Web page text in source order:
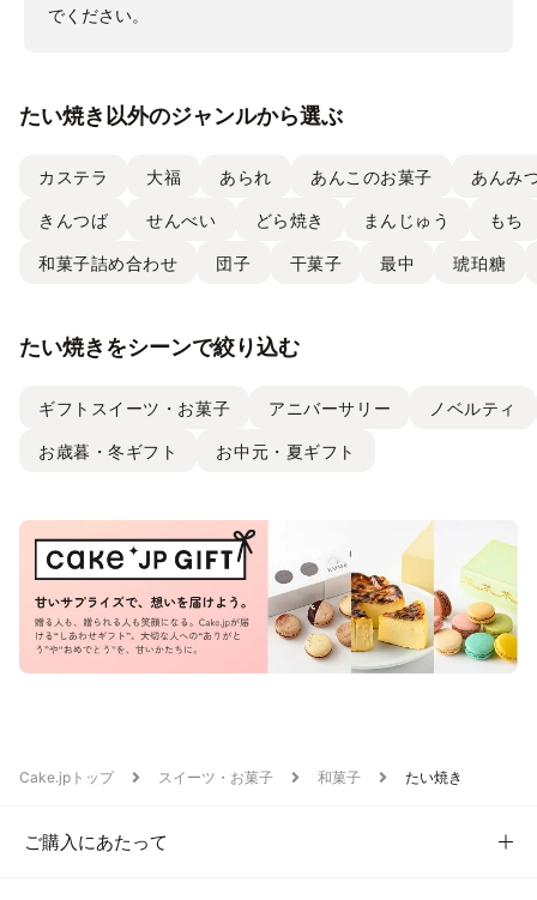
でください。
たい焼き以外のジャンルから選ぶ
カステラ 大福 あられ あんこのお菓子 あんみ
きんつば せんべい どら焼き まんじゅう もち
和菓子詰め合わせ 団子 干菓子 最中 琥珀糖
たい焼きをシーンで絞り込む
ギフトスイーツ・お菓子 アニバーサリー ノベルティ
お歳暮・冬ギフト お中元・夏ギフト
Cake.jpトップ スイーツ・お菓子 和菓子 たい焼き
ご購入にあたって